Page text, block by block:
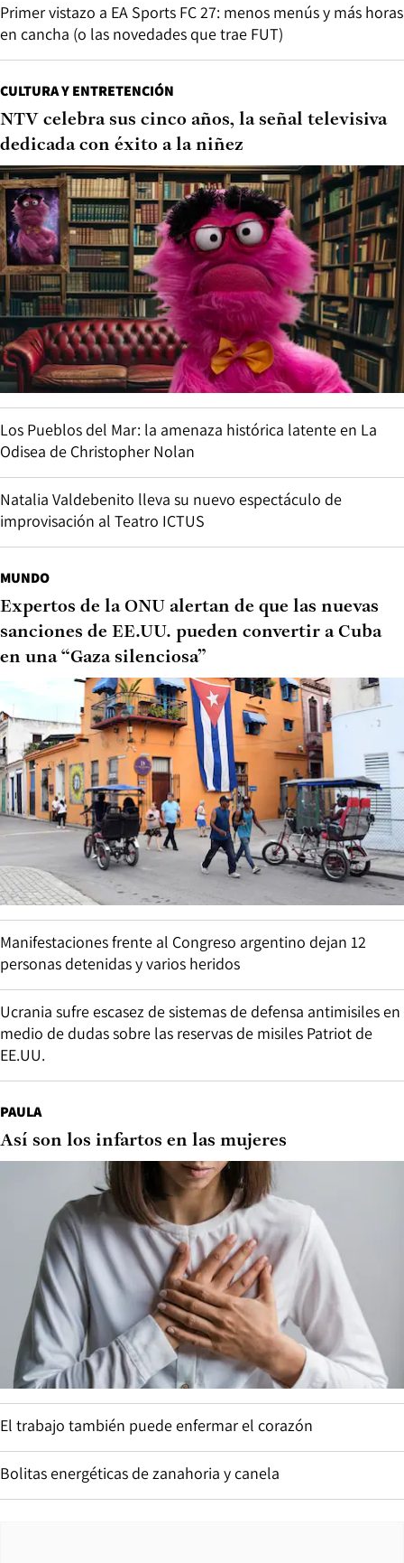
Primer vistazo a EA Sports FC 27: menos menús y más horas
en cancha (o las novedades que trae FUT)
CULTURA Y ENTRETENCIÓN
NTV celebra sus cinco años, la señal televisiva
dedicada con éxito a la niñez
Los Pueblos del Mar: la amenaza histórica latente en La
Odisea de Christopher Nolan
Natalia Valdebenito lleva su nuevo espectáculo de
improvisación al Teatro ICTUS
MUNDO
Expertos de la ONU alertan de que las nuevas
sanciones de EE.UU. pueden convertir a Cuba
en una “Gaza silenciosa”
Manifestaciones frente al Congreso argentino dejan 12
personas detenidas y varios heridos
Ucrania sufre escasez de sistemas de defensa antimisiles en
medio de dudas sobre las reservas de misiles Patriot de
EE.UU.
PAULA
Así son los infartos en las mujeres
El trabajo también puede enfermar el corazón
Bolitas energéticas de zanahoria y canela